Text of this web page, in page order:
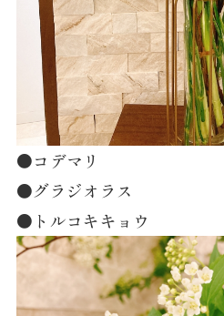
●コデマリ
●グラジオラス
●トルコキキョウ